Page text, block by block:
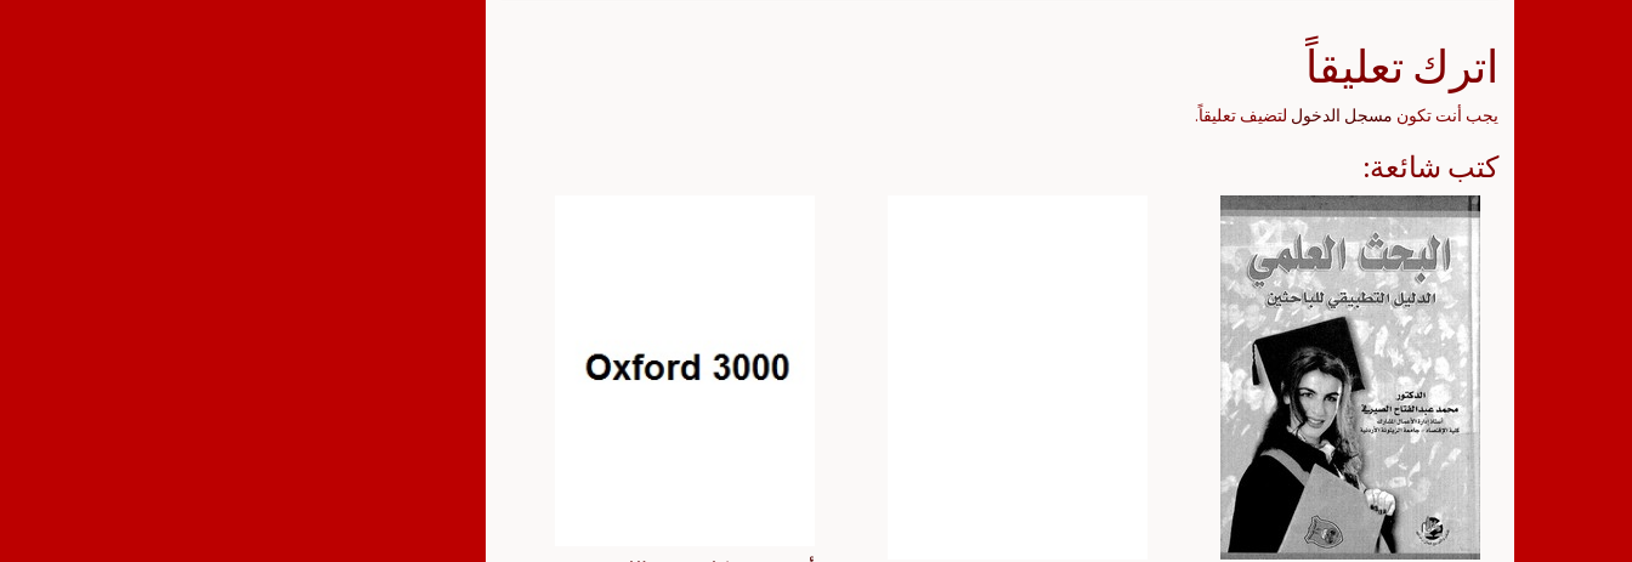
اترك تعليقاً
يجب أنت تكون مسجل الدخول لتضيف تعليقاً.
كتب شائعة: